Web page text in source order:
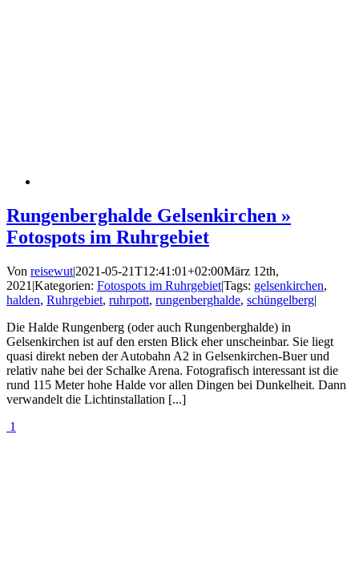
Rungenberghalde Gelsenkirchen »
Fotospots im Ruhrgebiet
Von reisewut|2021-05-21T12:41:01+02:00März 12th,
2021 |Kategorien: Fotospots im Ruhrgebiet|Tags: gelsenkirchen,
halden, Ruhrgebiet, ruhrpott, rungenberghalde, schüngelberg|
Die Halde Rungenberg (oder auch Rungenberghalde) in
Gelsenkirchen ist auf den ersten Blick eher unscheinbar. Sie liegt
quasi direkt neben der Autobahn A2 in Gelsenkirchen-Buer und
relativ nahe bei der Schalke Arena. Fotografisch interessant ist die
rund 115 Meter hohe Halde vor allen Dingen bei Dunkelheit. Dann
verwandelt die Lichtinstallation [...]
1